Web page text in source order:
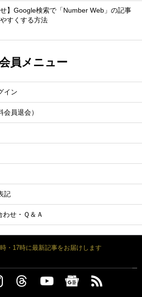
せ】Google検索で「Number Web」の記事
すくする方法
員メニュー
イン
員退会）
記
せ・Ｑ＆Ａ
・17時に最新記事をお届けします